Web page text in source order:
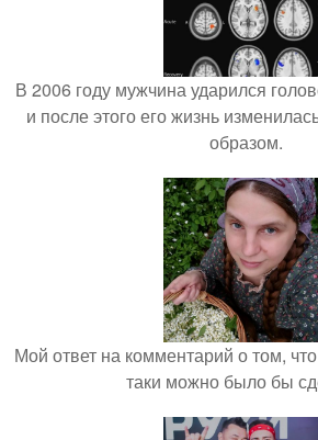
В 2006 году мужчина ударился
и после этого его жизнь
образом.
Мой ответ на комментарий о том,
таки можно было бы